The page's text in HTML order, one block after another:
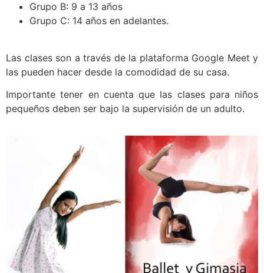
Grupo B: 9 a 13 años
Grupo C: 14 años en adelantes.
Las clases son a través de la plataforma Google Meet y
las pueden hacer desde la comodidad de su casa.
Importante tener en cuenta que las clases para niños
pequeños deben ser bajo la supervisión de un adulto.